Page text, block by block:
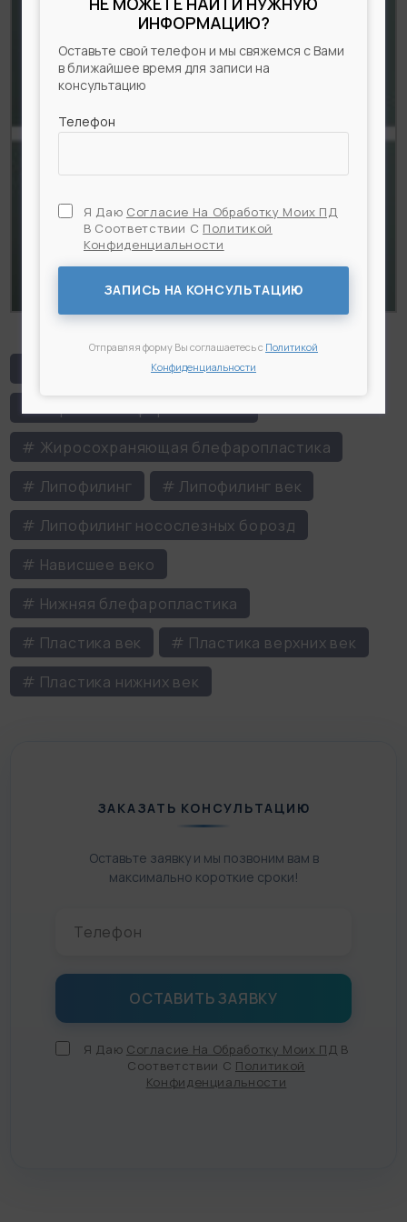
# Блефаропастика
# Веки
# Жиросохраняющая блефаропластика
# Липофилинг
# Липофилинг век
# Липофилинг носослезных борозд
# Нависшее веко
# Нижняя блефаропластика
# Пластика век
# Пластика верхних век
# Пластика нижних век
ЗАКАЗАТЬ КОНСУЛЬТАЦИЮ
Оставьте заявку и мы позвоним вам в
максимально короткие сроки!
Я Даю Согласие На Обработку Моих ПД В
Соответствии С Политикой
Конфиденциальности
ИНФОРМАЦИЮ?
Оставьте свой телефон и мы свяжемся с Вами
в ближайшее время для записи на
консультацию
Телефон
Я Даю Согласие На Обработку Моих ПД
В Соответствии С Политикой
Конфиденциальности
ЗАПИСЬ НА КОНСУЛЬТАЦИЮ
Отправляя форму Вы соглашаетесь с Политикой
Конфиденциальности